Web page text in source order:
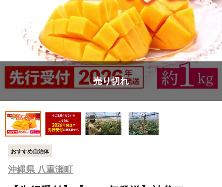
売り切れ
おすすめ自治体
沖縄県 八重瀬町